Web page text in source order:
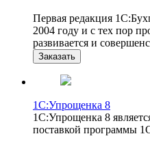
Первая редакция
2004 году и с тех пор
развивается и
Заказать
1С:Упрощенка 8
1С:Упрощенка 8
поставкой программы